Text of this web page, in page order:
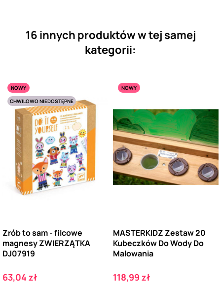
16 innych produktów w tej samej
kategorii:
NOWY
CHWILOWO NIEDOSTĘPNE
Zrób to sam - filcowe
magnesy ZWIERZĄTKA
DJ07919
Cena
63,04 zł
NOWY
MASTERKIDZ Zestaw 20
Kubeczków Do Wody Do
Malowania
Cena
118,99 zł